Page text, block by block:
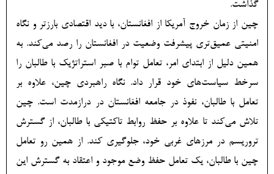
گذاشت.
چین از زمان خروج آمریکا از افغانستان، با دید اقتصادی بارزتر و نگاه
امنیتی عمیق‌تری پیشرفت وضعیت در افغانستان را رصد می‌کند. به
همین دلیل از ابتدای امر، تعامل توام با صبر استراتژیک با طالبان را
سرخط سیاست‌های خود قرار داد. نگاه راهبردی چین، علاوه بر
تعامل با طالبان، نفوذ در جامعه افغانستان در درازمدت است. چین
تلاش می‌کند تا علاوه بر حفظ روابط تاکتیکی با طالبان، از گسترش
تروریسم در مرزهای غربی خود، جلوگیری کند. از همین رو تعامل
چین با طالبان، یک تعامل حفظ وضع موجود و اعتقاد به گسترش این